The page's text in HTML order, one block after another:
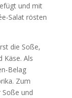
und mit
Salat rösten
die Soße,
Käse. Als
Belag
Zum
Soße und